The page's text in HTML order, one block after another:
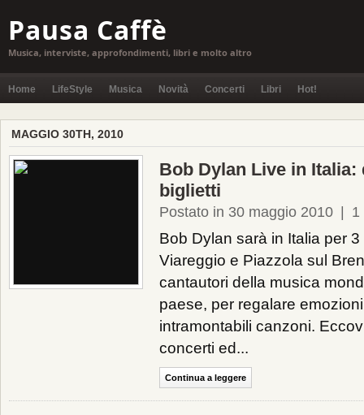
Pausa Caffè
Musica, interviste, approfondimenti, libri e molto altro
Home LifeStyle Musica Novità Concerti Libri Hot!
MAGGIO 30TH, 2010
Bob Dylan Live in Italia:
biglietti
Postato in 30 maggio 2010 1
Bob Dylan sarà in Italia per
Viareggio e Piazzola sul
cantautori della musica
paese, per regalare
intramontabili canzoni.
concerti ed...
Continua a leggere